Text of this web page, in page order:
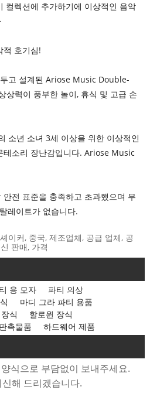
컬렉션에 추가하기에 이상적인 음악
적 호기심!
고 설계된 Ariose Music Double-
력이 풍부한 놀이, 휴식 및 고급 손
소년 소녀 3세 이상을 위한 이상적인
테소리 장난감입니다. Ariose Music
안전 표준을 충족하고 초과했으며 무
레이트가 없습니다.
이커, 중국, 제조업체, 공급 업체, 공
판매, 가격
용 모자
파티 의상
마디 그라 파티 용품
식
할로윈 장식
판촉물품
하드웨어 제품
식으로 부담없이 보내주세요.
해 드리겠습니다.